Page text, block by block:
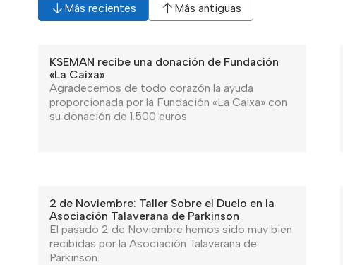
Más recientes Más antiguas
KSEMAN recibe una donación de Fundación
«La Caixa»
Agradecemos de todo corazón la ayuda
proporcionada por la Fundación «La Caixa» con
su donación de 1.500 euros
2 de Noviembre: Taller Sobre el Duelo en la
Asociación Talaverana de Parkinson
El pasado 2 de Noviembre hemos sido muy bien
recibidas por la Asociación Talaverana de
Parkinson.